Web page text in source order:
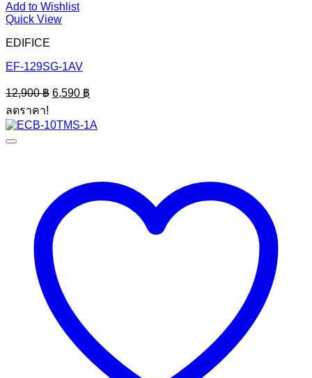
Add to Wishlist
Quick View
EDIFICE
EF-129SG-1AV
12,900฿ Original
price
12,900 ฿.
6,590 ฿
price
6,590 ฿.
ลดราคา!